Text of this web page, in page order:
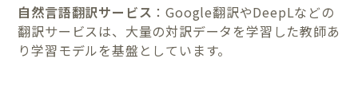
自然言語翻訳サービス ：Google翻訳やDeepLなどの
翻訳サービスは、大量の対訳データを学習した教師あ
り学習モデルを基盤としています。